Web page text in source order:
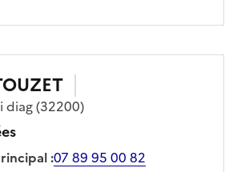
diag(32200)
:07 89 95 00 82